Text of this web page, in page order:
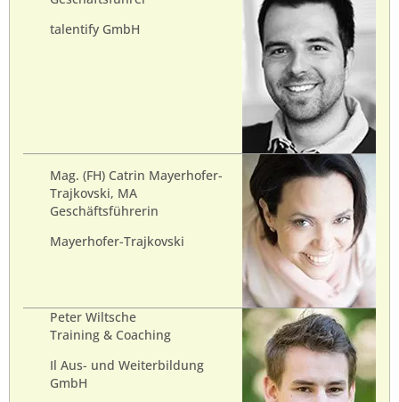
talentify GmbH
Mag. (FH) Catrin Mayerhofer-
Trajkovski, MA
Geschäftsführerin
Mayerhofer-Trajkovski
Peter Wiltsche
Training & Coaching
Il Aus- und Weiterbildung
GmbH